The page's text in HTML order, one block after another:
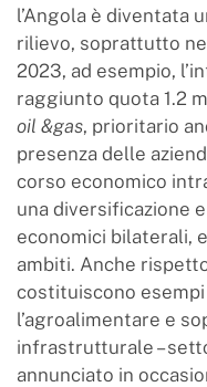
l’Angola è diventata
rilievo, soprattutto
2023, ad esempio,
raggiunto quota 1.2
oil &gas, prioritario
presenza delle
corso economico
una diversificazione
economici bilaterali,
ambiti. Anche
costituiscono
l’agroalimentare e
infrastrutturale –
annunciato in